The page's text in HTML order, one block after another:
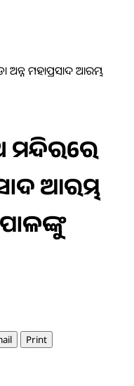
ଅନ୍ନ ମହାପ୍ରସାଦ ଆରମ୍ଭ
ମନ୍ଦିରରେ
ଆରମ୍ଭ
Print